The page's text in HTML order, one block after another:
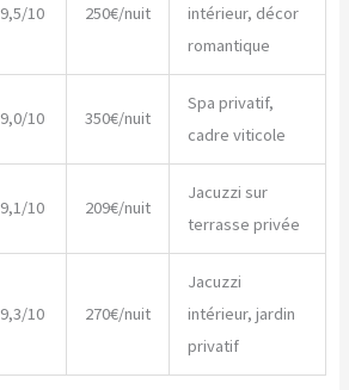
9,5/10 250€/nuit
intérieur, décor
romantique
9,0/10 350€/nuit
Spa privatif,
cadre viticole
9,1/10 209€/nuit
Jacuzzi sur
terrasse privée
9,3/10 270€/nuit
Jacuzzi
intérieur, jardin
privatif